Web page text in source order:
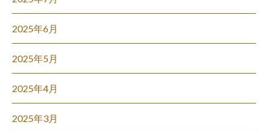
2025年6月
2025年5月
2025年4月
2025年3月